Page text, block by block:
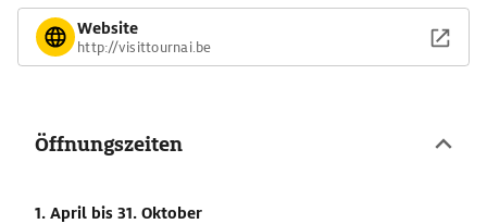
Website
http://visittournai.be
Öffnungszeiten
1. April bis 31. Oktober